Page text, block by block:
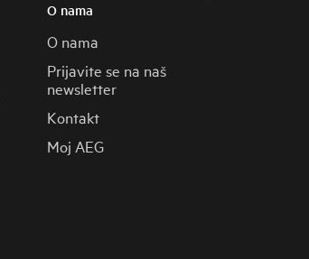
O nama
O nama
Prijavite se na naš
newsletter
Kontakt
Moj AEG